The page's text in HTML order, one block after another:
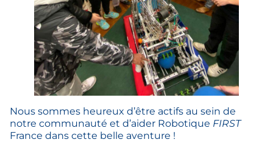
Nous sommes heureux d’être actifs au sein de
notre communauté et d’aider Robotique FIRST
France dans cette belle aventure !